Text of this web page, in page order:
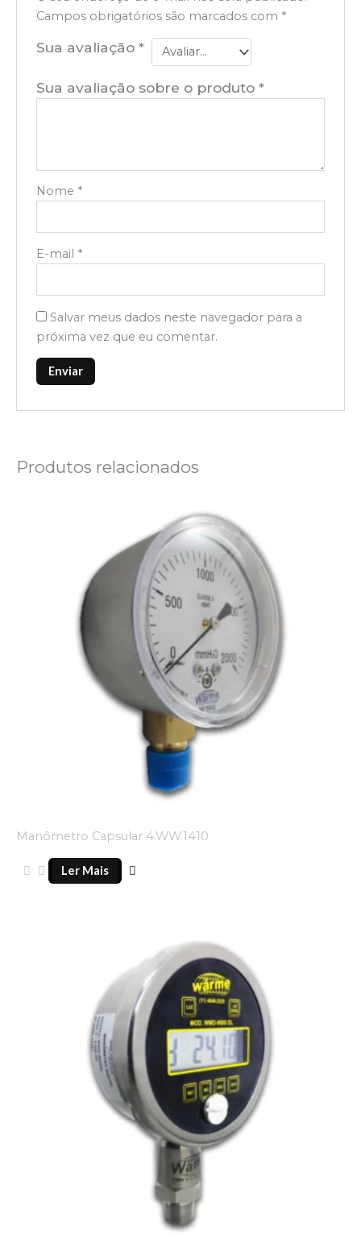
Campos obrigatórios são marcados com *
Sua avaliação*
Sua avaliação sobre o produto*
Nome *
E-mail *
Salvar meus dados neste navegador para a
próxima vez que eu comentar.
Produtos relacionados
Manômetro Capsular 4.WW.1410
Ler Mais